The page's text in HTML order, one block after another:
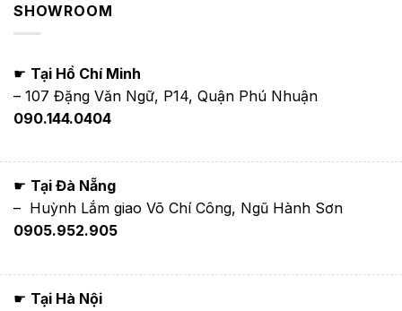
SHOWROOM
☛ Tại Hồ Chí Minh
– 107 Đặng Văn Ngữ, P14, Quận Phú Nhuận
090.144.0404
☛ Tại Đà Nẵng
– Huỳnh Lắm giao Võ Chí Công, Ngũ Hành Sơn
0905.952.905
☛ Tại Hà Nội